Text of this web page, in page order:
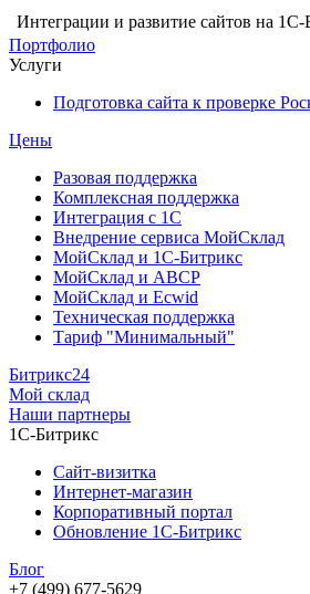
Интеграции и развитие сайтов на 1С-
Портфолио
Услуги
Подготовка сайта к проверке
Цены
Разовая поддержка
Комплексная поддержка
Интеграция с 1С
Внедрение сервиса МойСклад
МойСклад и 1С-Битрикс
МойСклад и ABCP
МойСклад и Ecwid
Техническая поддержка
Тариф "Минимальный"
Битрикс24
Мой склад
Наши партнеры
1С-Битрикс
Сайт-визитка
Интернет-магазин
Корпоративный портал
Обновление 1С-Битрикс
Блог
+7 (499) 677-5629